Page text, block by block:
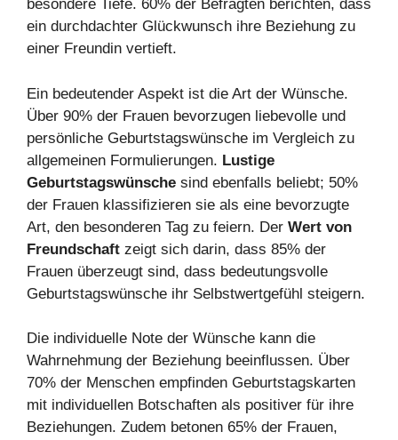
besondere Tiefe. 60% der Befragten berichten, dass
ein durchdachter Glückwunsch ihre Beziehung zu
einer Freundin vertieft.
Ein bedeutender Aspekt ist die Art der Wünsche.
Über 90% der Frauen bevorzugen liebevolle und
persönliche Geburtstagswünsche im Vergleich zu
allgemeinen Formulierungen. Lustige
Geburtstagswünsche sind ebenfalls beliebt; 50%
der Frauen klassifizieren sie als eine bevorzugte
Art, den besonderen Tag zu feiern. Der Wert von
Freundschaft zeigt sich darin, dass 85% der
Frauen überzeugt sind, dass bedeutungsvolle
Geburtstagswünsche ihr Selbstwertgefühl steigern.
Die individuelle Note der Wünsche kann die
Wahrnehmung der Beziehung beeinflussen. Über
70% der Menschen empfinden Geburtstagskarten
mit individuellen Botschaften als positiver für ihre
Beziehungen. Zudem betonen 65% der Frauen,